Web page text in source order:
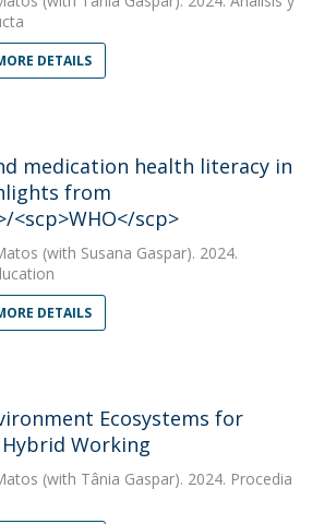
DETAILS
medication health literacy in
from
<scp>WHO</scp>
(with Susana Gaspar). 2024.
DETAILS
Ecosystems for
Working
(with Tânia Gaspar). 2024. Procedia